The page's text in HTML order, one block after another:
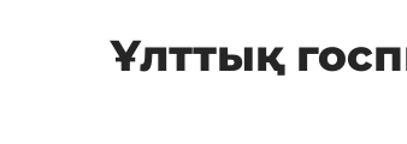
Ұлттық